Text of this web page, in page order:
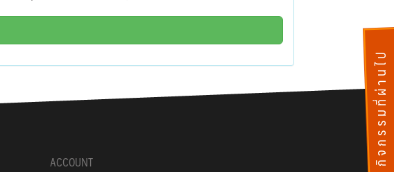
ACCOUNT กิ
จ
ก
ร
ร
ม
ที่
ผ่
า
น
ไ
ป
แ
ล้